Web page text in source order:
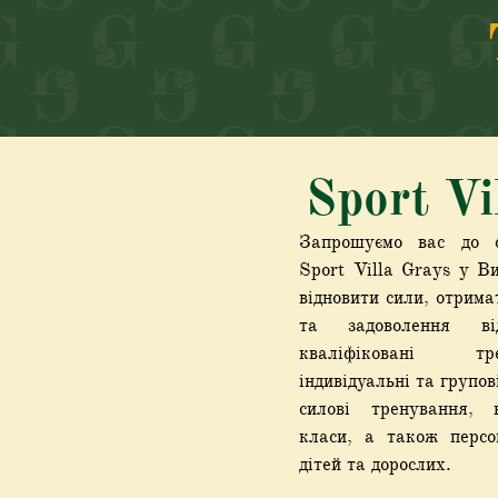
Sport
Запрошуємо вас до
Sport Villa Grays у
відновити сили,
та задоволення
кваліфіковані
індивідуальні та
силові тренування,
класи, а також
дітей та дорослих.